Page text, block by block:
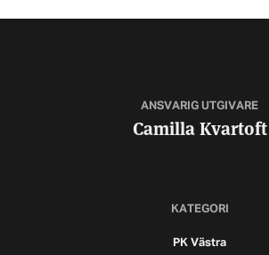
ANSVARIG UTGIVARE
Camilla Kvartoft
KATEGORI
PK Västra